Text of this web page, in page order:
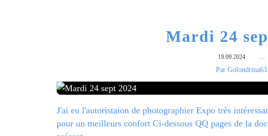
Mardi 24
19.09.2024 …
Par Golondrina63
J'ai eu l'autoristaion de photographier Expo très
pour un meilleurs confort Ci-dessous QQ pages de la